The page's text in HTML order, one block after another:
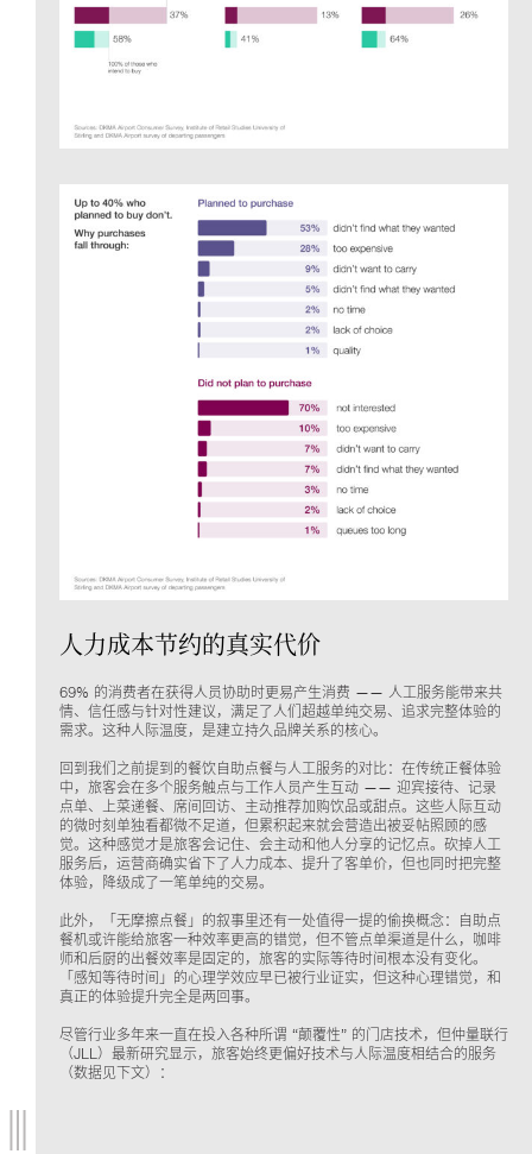
人力成本节约的真实代价
69% 的消费者在获得人员协助时更易产生消费 —— 人工服务能带来共
情、信任感与针对性建议，满足了人们超越单纯交易、追求完整体验的
需求。这种人际温度，是建立持久品牌关系的核心。
回到我们之前提到的餐饮自助点餐与人工服务的对比：在传统正餐体验
中，旅客会在多个服务触点与工作人员产生互动 —— 迎宾接待、记录
点单、上菜递餐、席间回访、主动推荐加购饮品或甜点。这些人际互动
的微时刻单独看都微不足道，但累积起来就会营造出被妥帖照顾的感
觉。这种感觉才是旅客会记住、会主动和他人分享的记忆点。砍掉人工
服务后，运营商确实省下了人力成本、提升了客单价，但也同时把完整
体验，降级成了一笔单纯的交易。
此外，「无摩擦点餐」的叙事里还有一处值得一提的偷换概念：自助点
餐机或许能给旅客一种效率更高的错觉，但不管点单渠道是什么，咖啡
师和后厨的出餐效率是固定的，旅客的实际等待时间根本没有变化。
「感知等待时间」的心理学效应早已被行业证实，但这种心理错觉，和
真正的体验提升完全是两回事。
尽管行业多年来一直在投入各种所谓 “颠覆性” 的门店技术，但仲量联行
（JLL）最新研究显示，旅客始终更偏好技术与人际温度相结合的服务
（数据见下文）：